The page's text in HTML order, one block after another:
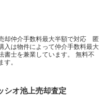
却仲介手数料最大半額で対応 匿
は物件によって仲介手数料最大
書士を兼業しています。 無料不
。
シオ池上売却査定